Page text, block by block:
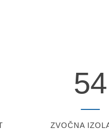
54
ZVOČNA